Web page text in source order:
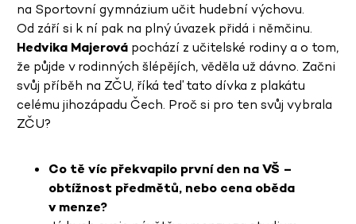
na Sportovní gymnázium učit hudební výchovu.
Od září si k ní pak na plný úvazek přidá i němčinu.
Hedvika Majerová pochází z učitelské rodiny a o tom,
že půjde v rodinných šlépějích, věděla už dávno. Začni
svůj příběh na ZČU, říká teď tato dívka z plakátu
celému jihozápadu Čech. Proč si pro ten svůj vybrala
ZČU?
Co tě víc překvapilo první den na VŠ –
obtížnost předmětů, nebo cena oběda
v menze?